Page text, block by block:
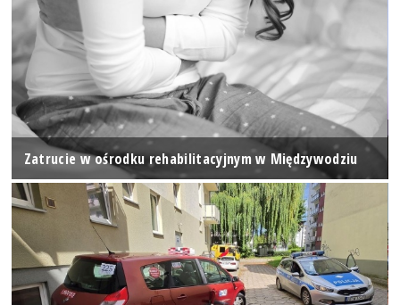
Zatrucie w ośrodku rehabilitacyjnym w Międzywodziu